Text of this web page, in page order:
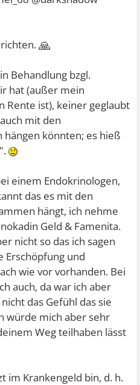
🙏
Behandlung bzgl.
hat (außer mein
Rente ist), keiner geglaubt
mit den
könnten; es hieß
einem Endokrinologen,
das es mit den
hängt, ich nehme
Geld & Famenita.
nicht so das ich sagen
Erschöpfung und
wie vor vorhanden. Bei
auch, da war ich aber
das Gefühl das sie
würde mich aber sehr
Weg teilhaben lässt
im Krankengeld bin, d. h.